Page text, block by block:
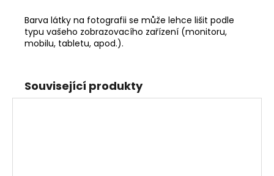
Barva látky na fotografii se může lehce lišit podle
typu vašeho zobrazovacího zařízení (monitoru,
mobilu, tabletu, apod.).
Související produkty